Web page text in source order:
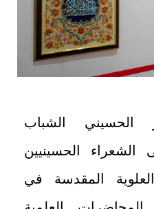
الحسيني الشباب
الشعراء الحسينيين
العلوية المقدسة في